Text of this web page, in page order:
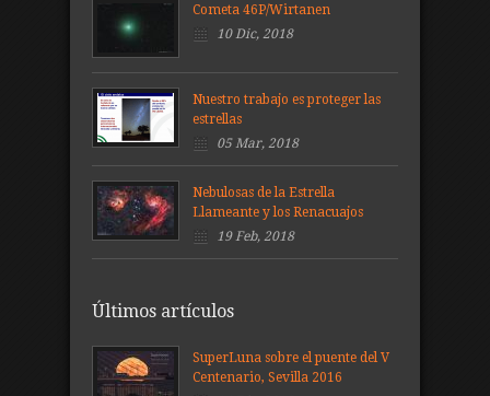
Cometa 46P/Wirtanen
10 Dic, 2018
Nuestro trabajo es proteger las
estrellas
05 Mar, 2018
Nebulosas de la Estrella
Llameante y los Renacuajos
19 Feb, 2018
Últimos artículos
SuperLuna sobre el puente del V
Centenario, Sevilla 2016